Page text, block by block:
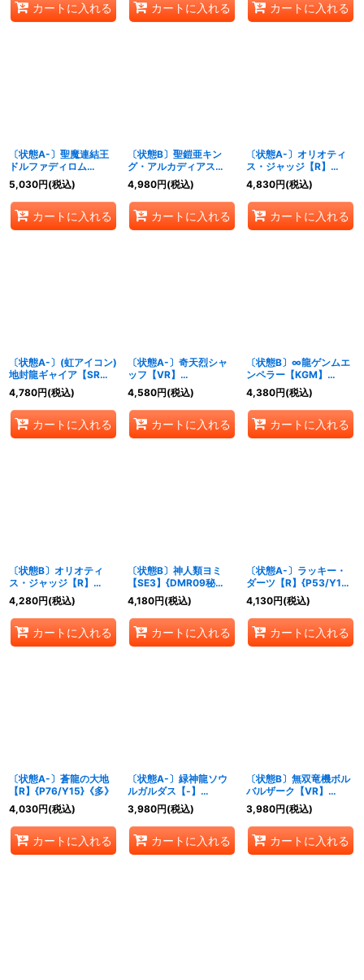
《超次元》
カートに入れる カートに入れる カートに入れる
〔状態A-〕聖魔連結王
ドルファディロム
【KGM】{RP172B/20}
《多》
5,030円(税込)
カートに入れる
〔状態B〕聖鎧亜キン
グ・アルカディアス
【SR】
{DM26S3/S5/Y6}
《多》
4,980円(税込)
カートに入れる
〔状態A-〕オリオティ
ス・ジャッジ【R】
{P18/Y16}《光》
4,830円(税込)
カートに入れる
〔状態A-〕(虹アイコン)
地封龍ギャイア【SR】
{RP16S5/S11}《自然》
4,780円(税込)
カートに入れる
〔状態A-〕奇天烈シャ
ッフ【VR】
{RP1818B/20}《水》
4,580円(税込)
カートに入れる
〔状態B〕∞龍ゲンムエ
ンペラー【KGM】
{EX14秘5/秘12}《多》
4,380円(税込)
カートに入れる
〔状態B〕オリオティ
ス・ジャッジ【R】
{P18/Y16}《光》
4,280円(税込)
カートに入れる
〔状態B〕神人類ヨミ
【SE3】{DMR09秘
V1c/秘V2}《無》
4,180円(税込)
カートに入れる
〔状態A-〕ラッキー・
ダーツ【R】{P53/Y19}
《光》
4,130円(税込)
カートに入れる
〔状態A-〕蒼龍の大地
【R】{P76/Y15}《多》
4,030円(税込)
カートに入れる
〔状態A-〕緑神龍ソウ
ルガルダス【-】
{P32/Y3}《自然》
3,980円(税込)
カートに入れる
〔状態B〕無双竜機ボル
バルザーク【VR】
{EX17W2/W20}《多》
3,980円(税込)
カートに入れる